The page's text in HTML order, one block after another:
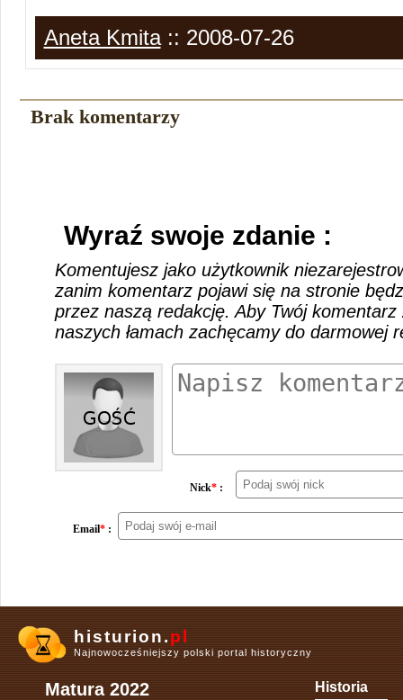
Aneta Kmita:: 2008-07-26
Brak komentarzy
Wyraź swoje zdanie :
Komentujesz jako użytkownik
zanim komentarz pojawi się na stronie
przez naszą redakcję. Aby Twój
naszych łamach zachęcamy do darmowej
Nick* :
Email* :
histurion.pl
Najnowocześniejszy polski portal historyczny
Matura 2022 Historia